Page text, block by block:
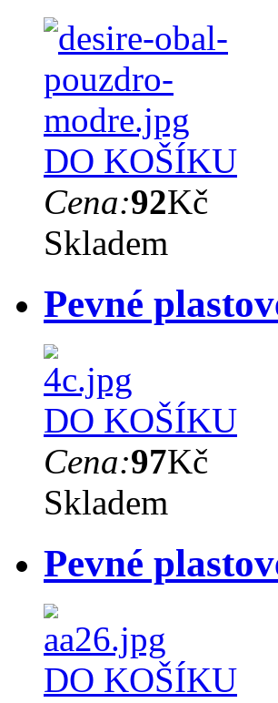
DO KOŠÍKU
Cena:92Kč
Skladem
Pevné
DO KOŠÍKU
Cena:97Kč
Skladem
Pevné
DO KOŠÍKU